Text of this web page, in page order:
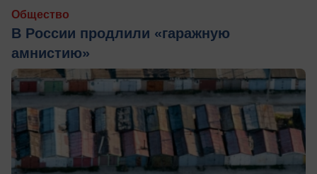
Общество
В России продлили «гаражную
амнистию»